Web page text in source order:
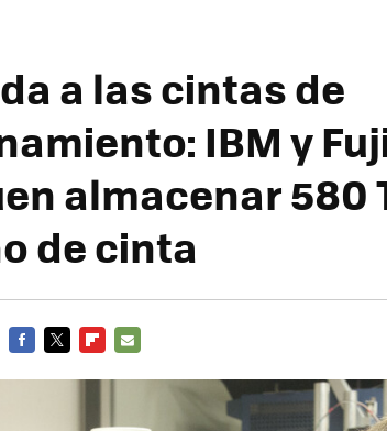
a las cintas de
IBM y
almacenar 580
de cinta